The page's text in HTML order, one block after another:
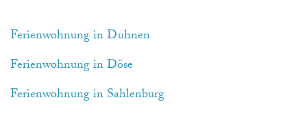
Ferienwohnung in Duhnen
Ferienwohnung in Döse
Ferienwohnung in Sahlenburg